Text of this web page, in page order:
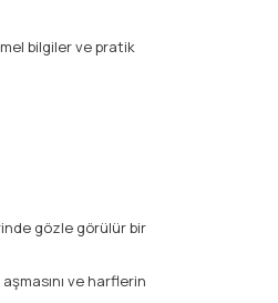
bilgiler ve pratik
gözle görülür bir
ve harflerin